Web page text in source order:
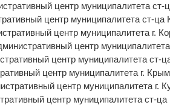
центр муниципалитета ст-
центр муниципалитета ст-ца
центр муниципалитета г.
центр
центр муниципалитета ст-
центр муниципалитета г.
центр муниципалитета г.
центр муниципалитета ст-